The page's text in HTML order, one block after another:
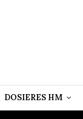
DOSIERES HM